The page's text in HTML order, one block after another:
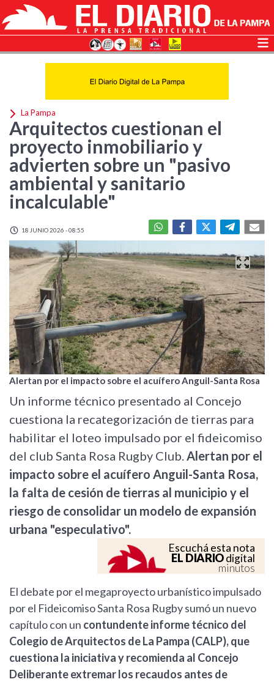
La Pampa
Arquitectos cuestionan el
proyecto inmobiliario y
advierten sobre un "pasivo
ambiental y sanitario
incalculable"
18 JUNIO 2026 - 08:55
Alertan por el impacto sobre el acuífero Anguil-Santa Rosa
Un informe técnico presentado al Concejo
cuestiona la recategorización de tierras para
habilitar el loteo impulsado por el fideicomiso
del club Santa Rosa Rugby Club.Alertan por el
impacto sobre el acuífero Anguil-Santa Rosa,
la falta de cesión de tierras al municipio y el
riesgo de consolidar un modelo de expansión
urbana "especulativo".
Escuchá esta nota
EL DIARIOdigital
minutos
El debate por el megaproyecto urbanístico impulsado
por el Fideicomiso Santa Rosa Rugby sumó un nuevo
capítulo con un contundente informe técnico del
Colegio de Arquitectos de La Pampa (CALP), que
cuestiona la iniciativa y recomienda al Concejo
Deliberante extremar los recaudos antes de